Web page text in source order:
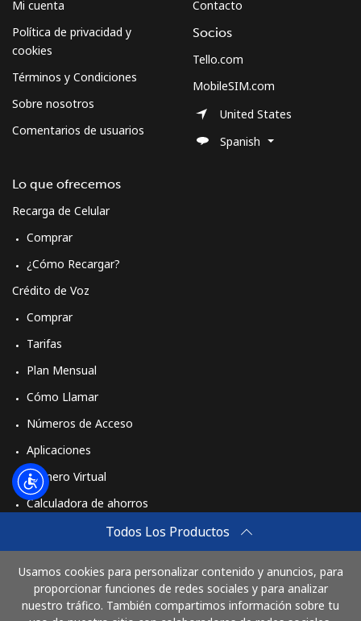
Todos Los Productos
Usamos cookies para personalizar contenido y anuncios, para
proporcionar funciones de redes sociales y para analizar
nuestro tráfico. También compartimos información sobre tu
Mi cuenta
Política de privacidad y
cookies
Términos y Condiciones
Sobre nosotros
Comentarios de usuarios
Lo que ofrecemos
Recarga de Celular
Comprar
¿Cómo Recargar?
Crédito de Voz
Comprar
Tarifas
Plan Mensual
Cómo Llamar
Números de Acceso
Aplicaciones
Número Virtual
Calculadora de ahorros
Comprar
Cómo funciona
Contacto
Socios
Tello.com
MobileSIM.com
United States
Spanish